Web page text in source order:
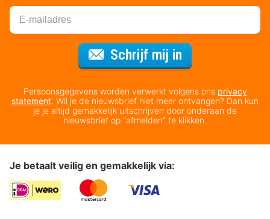
Schrijf mij in
Persoonsgegevens worden verwerkt volgens ons privacy
statement. Wil je de nieuwsbrief niet meer ontvangen? Dan kun
je je altijd gemakkelijk uitschrijven door onderaan de
nieuwsbrief op “afmelden” te klikken.
Je betaalt veilig en gemakkelijk via: